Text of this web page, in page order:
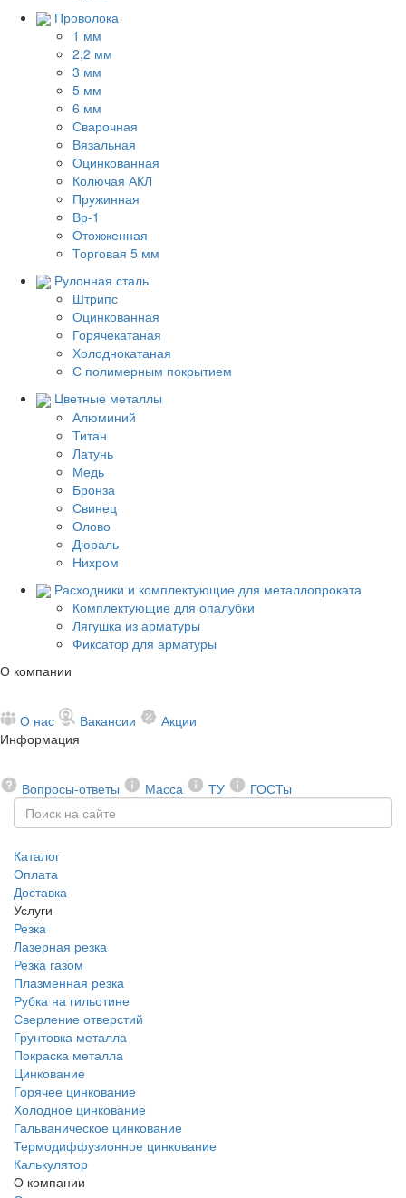
Проволока
1 мм
2,2 мм
3 мм
5 мм
6 мм
Сварочная
Вязальная
Оцинкованная
Колючая АКЛ
Пружинная
Вр-1
Отожженная
Торговая 5 мм
Рулонная сталь
Штрипс
Оцинкованная
Горячекатаная
Холоднокатаная
С полимерным покрытием
Цветные металлы
Алюминий
Титан
Латунь
Медь
Бронза
Свинец
Олово
Дюраль
Нихром
Расходники и комплектующие для металлопроката
Комплектующие для опалубки
Лягушка из арматуры
Фиксатор для арматуры
О компании
О нас Вакансии
Акции
Информация
Вопросы-ответы Масса ТУ ГОСТы
Каталог
Оплата
Доставка
Услуги
Резка
Лазерная резка
Резка газом
Плазменная резка
Рубка на гильотине
Сверление отверстий
Грунтовка металла
Покраска металла
Цинкование
Горячее цинкование
Холодное цинкование
Гальваническое цинкование
Термодиффузионное цинкование
Калькулятор
О компании